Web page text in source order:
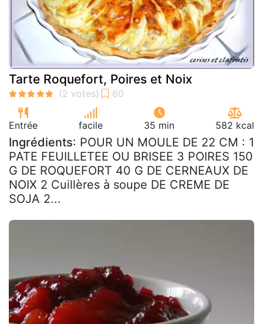
Tarte Roquefort, Poires et Noix
Entrée facile 35 min 582 kcal
Ingrédients: POUR UN MOULE DE 22 CM : 1
PATE FEUILLETEE OU BRISEE 3 POIRES 150
G DE ROQUEFORT 40 G DE CERNEAUX DE
NOIX 2 Cuillères à soupe DE CREME DE
SOJA 2...